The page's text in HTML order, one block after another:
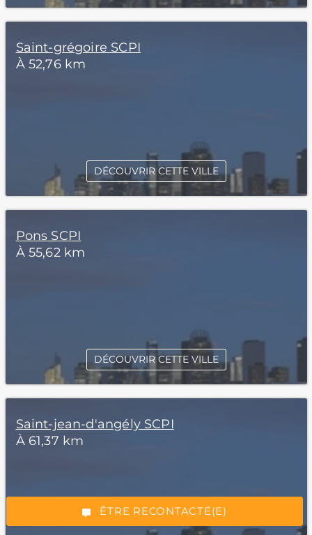
“Excellent”, 165 avis
ÊTRE RECONTACTÉ(E)
Saint-grégoire SCPI
À 52,76 km
DÉCOUVRIR CETTE VILLE
Pons SCPI
À 55,62 km
DÉCOUVRIR CETTE VILLE
Saint-jean-d'angély SCPI
À 61,37 km